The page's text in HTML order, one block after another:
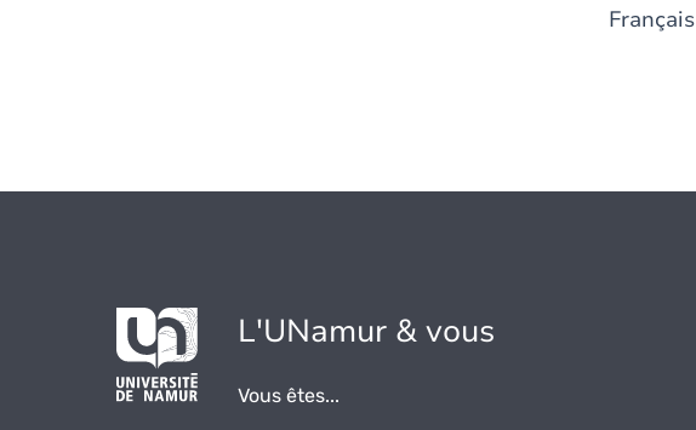
Français
L'UNamur & vous
Vous êtes...